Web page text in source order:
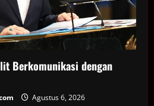
Berkomunikasi dengan
Agustus 6, 2026